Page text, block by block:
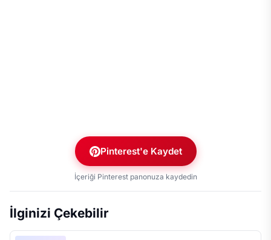
Pinterest'e Kaydet
İçeriği Pinterest panonuza kaydedin
İlginizi Çekebilir